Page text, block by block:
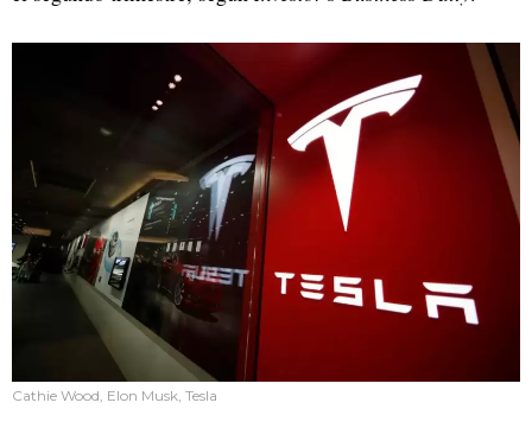
Cathie Wood, Elon Musk, Tesla